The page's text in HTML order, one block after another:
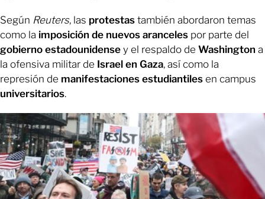
Según Reuters, las protestas también abordaron temas
como la imposición de nuevos aranceles por parte del
gobierno estadounidense y el respaldo de Washington a
la ofensiva militar de Israel en Gaza, así como la
represión de manifestaciones estudiantiles en campus
universitarios.